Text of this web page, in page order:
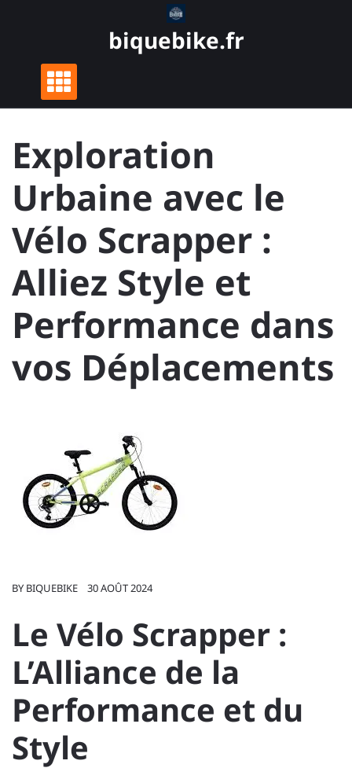
biquebike.fr
Exploration
Urbaine avec le
Vélo Scrapper :
Alliez Style et
Performance dans
vos Déplacements
BY BIQUEBIKE 30 AOÛT 2024
Le Vélo Scrapper :
L’Alliance de la
Performance et du
Style